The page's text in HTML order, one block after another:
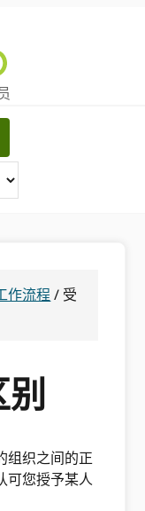
作流程 / 受
组织之间的正
可您授予某人